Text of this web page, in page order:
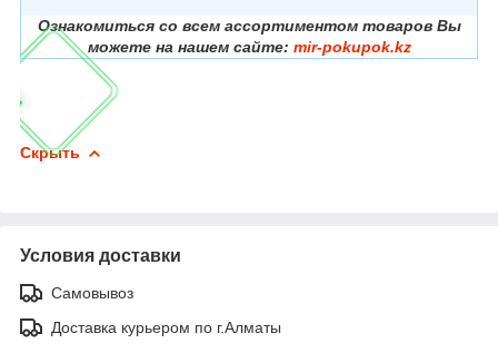
Ознакомиться со всем ассортиментом товаров Вы
можете на нашем сайте: mir-pokupok.kz
Скрыть
Условия доставки
Самовывоз
Доставка курьером по г.Алматы